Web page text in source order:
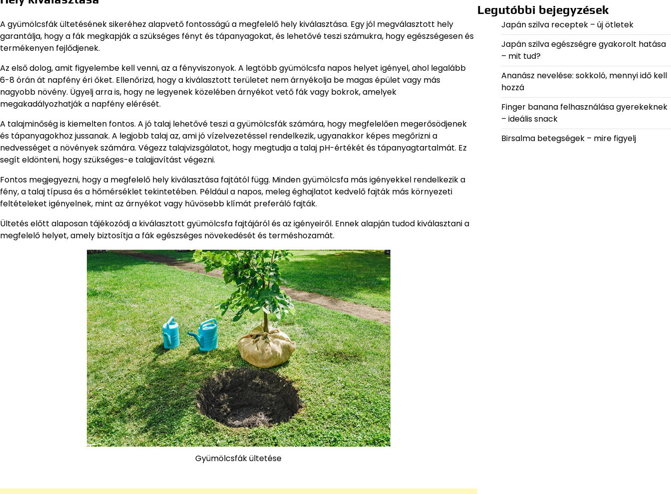
A gyümölcsfák ültetésének sikeréhez alapvető fontosságú a megfelelő hely kiválasztása. Egy jól megválasztott hely
garantálja, hogy a fák megkapják a szükséges fényt és tápanyagokat, és lehetővé teszi számukra, hogy egészségesen és
termékenyen fejlődjenek.
Az első dolog, amit figyelembe kell venni, az a fényviszonyok. A legtöbb gyümölcsfa napos helyet igényel, ahol legalább
6-8 órán át napfény éri őket. Ellenőrizd, hogy a kiválasztott területet nem árnyékolja be magas épület vagy más
nagyobb növény. Ügyelj arra is, hogy ne legyenek közelében árnyékot vető fák vagy bokrok, amelyek
megakadályozhatják a napfény elérését.
A talajminőség is kiemelten fontos. A jó talaj lehetővé teszi a gyümölcsfák számára, hogy megfelelően megerősödjenek
és tápanyagokhoz jussanak. A legjobb talaj az, ami jó vízelvezetéssel rendelkezik, ugyanakkor képes megőrizni a
nedvességet a növények számára. Végezz talajvizsgálatot, hogy megtudja a talaj pH-értékét és tápanyagtartalmát. Ez
segít eldönteni, hogy szükséges-e talajjavítást végezni.
Fontos megjegyezni, hogy a megfelelő hely kiválasztása fajtától függ. Minden gyümölcsfa más igényekkel rendelkezik a
fény, a talaj típusa és a hőmérséklet tekintetében. Például a napos, meleg éghajlatot kedvelő fajták más környezeti
feltételeket igényelnek, mint az árnyékot vagy hűvösebb klímát preferáló fajták.
Ültetés előtt alaposan tájékozódj a kiválasztott gyümölcsfa fajtájáról és az igényeiről. Ennek alapján tudod kiválasztani a
megfelelő helyet, amely biztosítja a fák egészséges növekedését és terméshozamát.
Gyümölcsfák ültetése
Legutóbbi bejegyzések
Japán szilva receptek – új ötletek
Japán szilva egészségre gyakorolt hatása
– mit tud?
Ananász nevelése: sokkoló, mennyi idő kell
hozzá
Finger banana felhasználása gyerekeknek
– ideális snack
Birsalma betegségek – mire figyelj